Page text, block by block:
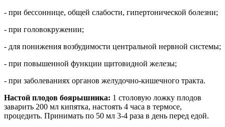
- при бессоннице, общей слабости, гипертонической болезни;
- при головокружении;
- для понижения возбудимости центральной нервной системы;
- при повышенной функции щитовидной железы;
- при заболеваниях органов желудочно-кишечного тракта.
Настой плодов боярышника: 1 столовую ложку плодов
заварить 200 мл кипятка, настоять 4 часа в термосе,
процедить. Принимать по 50 мл 3-4 раза в день перед едой.